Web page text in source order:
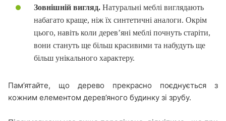
Зовнішній вигляд. Натуральні меблі виглядають
набагато краще, ніж їх синтетичні аналоги. Окрім
цього, навіть коли дерев’яні меблі почнуть старіти,
вони стануть ще більш красивими та набудуть ще
більш унікального характеру.
Пам’ятайте, що дерево прекрасно поєднується з
кожним елементом дерев’яного будинку зі зрубу.